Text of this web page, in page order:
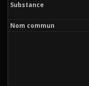
Substance
Nom commun